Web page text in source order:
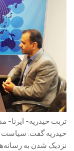
تربت حیدریه-
حیدریه گفت: سیاست
نزدیک شدن به